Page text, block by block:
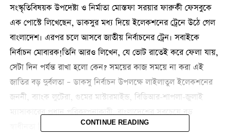
সংস্কৃতিবিষয়ক উপদেষ্টা ও নির্মাতা মোস্তফা সরয়ার ফারুকী ফেসবুকে
এক পোস্টে লিখেছেন, ডাকসুর মধ‍্য দিয়ে ইলেকশনের ট্রেনে উঠে গেল
বাংলাদেশ। এরপর চলে আসবে জাতীয় নির্বাচনের ট্রেন। সবাইকে
নির্বাচন মোবারক!তিনি আরও লিখেন, যে ভোট রাতেই করে ফেলা যায়,
সেটা দিন পর্যন্ত রাখা হলো কেন? সময়ের কাজ সময়ে না করা এই
জাতির বড় দুর্বলতা – ডাকসু নির্বাচন উপলক্ষে লাইলাতুল ইলেকশনের
জননী, ব্যাংক লুটেরা, গুমের মাস্টারমাইন্ড, বিডিআর-শাপলা-জুলাই
ম্যাসাকারের প্রধান পরিকল্পনাকারী, বাংলাদেশের সবচেয়ে বড়
স্বাধীনতা বিরোধী শক্তি খুনি হাসিনা যে কথা বলেনি।
CONTINUE READING